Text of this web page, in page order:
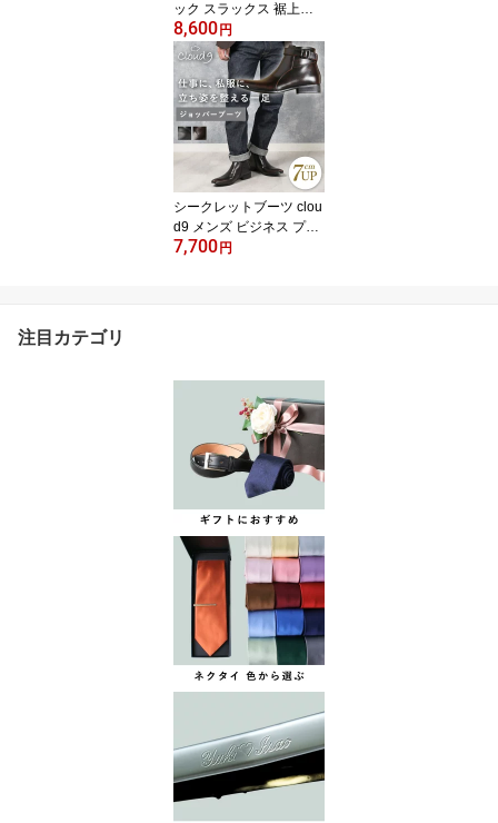
ック スラックス 裾上げ
テープ付き グレー パン
ツ ウォッシャブル ビジ
ネス 通勤 リクルート 出
張 ストレッチ シンプル
オールシーズン 春夏 秋
冬 76cm 79cm 82cm 85c
m 88cm 91cm 94cm 灰色
洗い替え 洗濯機 ベルト
ピンループ 50代 60代 夫
旦那
8,600 円
シークレットブーツ clou
d9 メンズ ビジネス プレ
ーントゥ ジョッパーブー
50代 60代 父の日 実用的
7,700 円
注目カテゴリ